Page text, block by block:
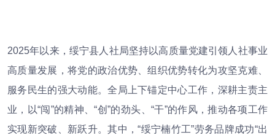
2025年以来，绥宁县人社局坚持以高质量党建引领人社事业
高质量发展，将党的政治优势、组织优势转化为攻坚克难、
服务民生的强大动能。全局上下锚定中心工作，深耕主责主
业，以“闯”的精神、“创”的劲头、“干”的作风，推动各项工作
实现新突破、新跃升。其中，“绥宁楠竹工”劳务品牌成功“出